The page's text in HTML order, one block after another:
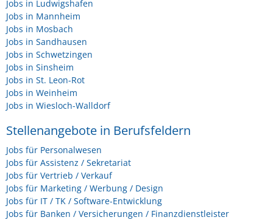
Jobs in Ludwigshafen
Jobs in Mannheim
Jobs in Mosbach
Jobs in Sandhausen
Jobs in Schwetzingen
Jobs in Sinsheim
Jobs in St. Leon-Rot
Jobs in Weinheim
Jobs in Wiesloch-Walldorf
Stellenangebote in Berufsfeldern
Jobs für Personalwesen
Jobs für Assistenz / Sekretariat
Jobs für Vertrieb / Verkauf
Jobs für Marketing / Werbung / Design
Jobs für IT / TK / Software-Entwicklung
Jobs für Banken / Versicherungen / Finanzdienstleister